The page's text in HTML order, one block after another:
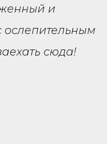
и
ослепительным
сюда!